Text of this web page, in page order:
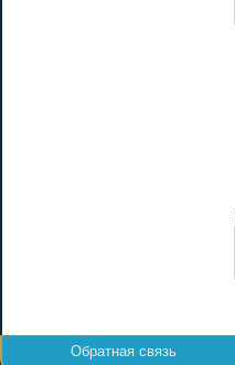
Обратная связь